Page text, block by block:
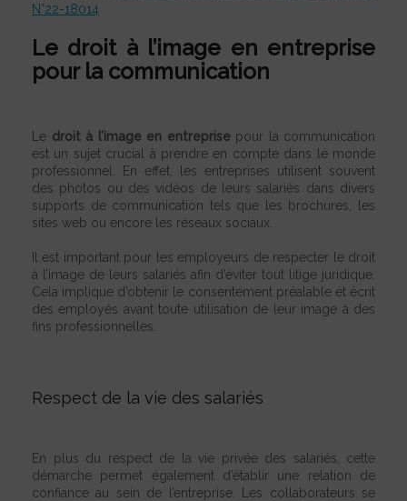
N°22-18014
Le droit à l’image en entreprise
pour la communication
Le droit à l’image en entreprisepour la communication
est un sujet crucial à prendre en compte dans le monde
professionnel. En effet, les entreprises utilisent souvent
des photos ou des vidéos de leurs salariés dans divers
supports de communication tels que les brochures, les
sites web ou encore les réseaux sociaux.
Il est important pour les employeurs de respecter le droit
à l’image de leurs salariés afin d’éviter tout litige juridique.
Cela implique d’obtenir le consentement préalable et écrit
des employés avant toute utilisation de leur image à des
fins professionnelles.
Respect de la vie des salariés
En plus du respect de la vie privée des salariés, cette
démarche permet également d’établir une relation de
confiance au sein de l’entreprise. Les collaborateurs se